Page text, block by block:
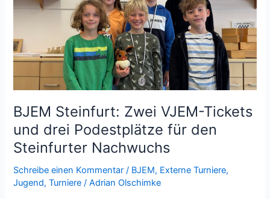
Anfänger:innen
bis
800)
BJEM Steinfurt: Zwei VJEM-Tickets
und drei Podestplätze für den
Steinfurter Nachwuchs
Schreibe einen Kommentar / BJEM, Externe Turniere,
Jugend,Turniere /Adrian Olschimke